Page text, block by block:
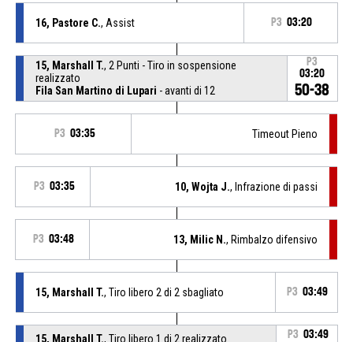
16, Pastore C., Assist P3 03:20
15, Marshall T., 2 Punti - Tiro in sospensione
realizzato
Fila San Martino di Lupari - avanti di 12
P3
03:20
50-38
P3 03:35 Timeout Pieno
P3 03:35 10, Wojta J., Infrazione di passi
P3 03:48 13, Milic N., Rimbalzo difensivo
15, Marshall T., Tiro libero 2 di 2 sbagliato P3 03:49
15, Marshall T., Tiro libero 1 di 2 realizzato P3 03:49